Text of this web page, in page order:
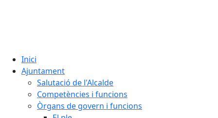
Inici
Ajuntament
Salutació de l'Alcalde
Competències i funcions
Òrgans de govern i funcions